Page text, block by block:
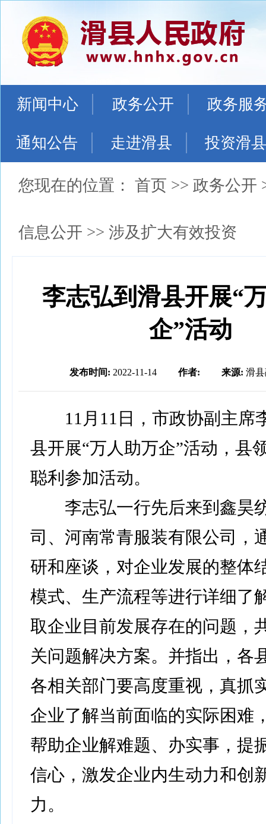
新闻中心 政务公开 政务服
通知公告 走进滑县 投资滑县
您现在的位置： 首页 >> 政务公开
信息公开 >> 涉及扩大有效投资
李志弘到滑县开展“
企”活动
发布时间: 2022-11-14 作者: 来源: 滑
11月11日，市政协副主席
县开展“万人助万企”活动，县
聪利参加活动。
李志弘一行先后来到鑫昊
司、河南常青服装有限公司，
研和座谈，对企业发展的整体
模式、生产流程等进行详细了
取企业目前发展存在的问题，
关问题解决方案。并指出，各
各相关部门要高度重视，真抓
企业了解当前面临的实际困难
帮助企业解难题、办实事，提
信心，激发企业内生动力和创
力。